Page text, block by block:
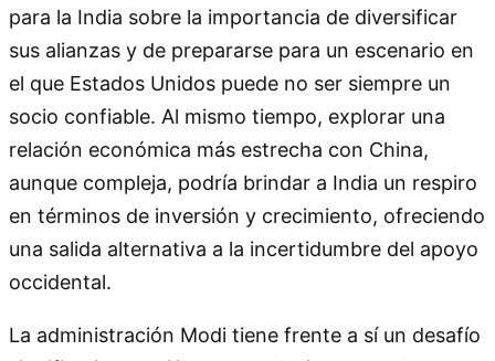
para la India sobre la importancia de diversificar
sus alianzas y de prepararse para un escenario en
el que Estados Unidos puede no ser siempre un
socio confiable. Al mismo tiempo, explorar una
relación económica más estrecha con China,
aunque compleja, podría brindar a India un respiro
en términos de inversión y crecimiento, ofreciendo
una salida alternativa a la incertidumbre del apoyo
occidental.
La administración Modi tiene frente a sí un desafío